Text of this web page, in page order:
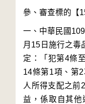
一、中華民國
月15日施行之毒
定：「犯第4條
14條第1項、第
人所得支配之前
益，係取自其他